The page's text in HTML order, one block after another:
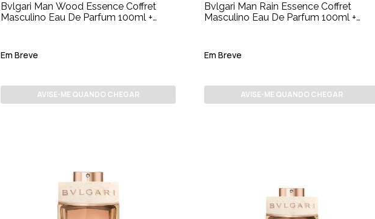
Bvlgari Man Wood Essence Coffret
Masculino Eau De Parfum 100ml +
Em Breve
AVISE-ME QUANDO CHEGAR
Bvlgari Man Rain Essence Coffret
Masculino Eau De Parfum 100ml +
Em Breve
AVISE-ME QUANDO CHEGAR